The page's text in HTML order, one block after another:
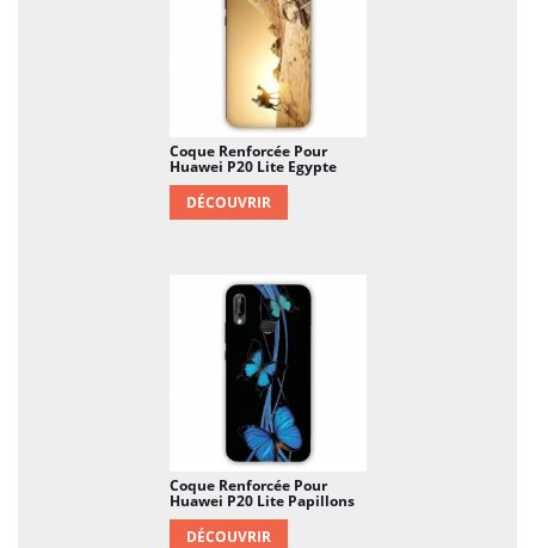
Coque Renforcée Pour
Huawei P20 Lite Egypte
DÉCOUVRIR
Coque Renforcée Pour
Huawei P20 Lite Papillons
DÉCOUVRIR